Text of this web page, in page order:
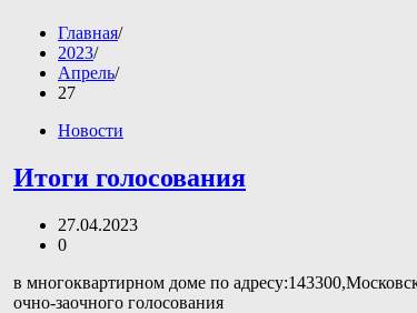
Главная
2023
Апрель
27
Новости
Итоги голосования
27.04.2023
0
в многоквартирном доме по
очно-заочного голосования